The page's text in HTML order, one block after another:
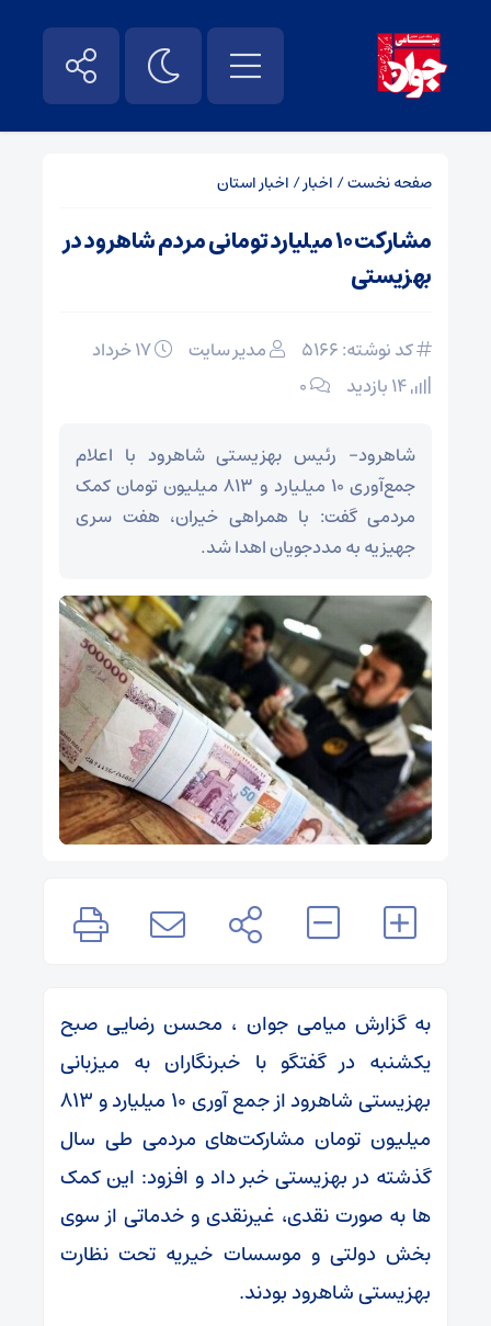
صفحه نخست/ اخبار/ اخبار استان
مشارکت ۱۰ میلیارد تومانی مردم شاهرود در
بهزیستی
کد نوشته: 5166 مدیر سایت
۰
شاهرود- رئیس بهزیستی شاهرود با اعلام
جمع‌آوری ۱۰ میلیارد و ۸۱۳ میلیون تومان کمک
مردمی گفت: با همراهی خیران، هفت سری
جهیزیه به مددجویان اهدا شد.
به گزارش میامی جوان ، محسن رضایی صبح
یکشنبه در گفتگو با خبرنگاران به میزبانی
بهزیستی شاهرود از جمع آوری ۱۰ میلیارد و ۸۱۳
میلیون تومان مشارکت‌های مردمی طی سال
گذشته در بهزیستی خبر داد و افزود: این کمک
ها به صورت نقدی، غیرنقدی و خدماتی از سوی
بخش دولتی و موسسات خیریه تحت نظارت
بهزیستی شاهرود بودند.